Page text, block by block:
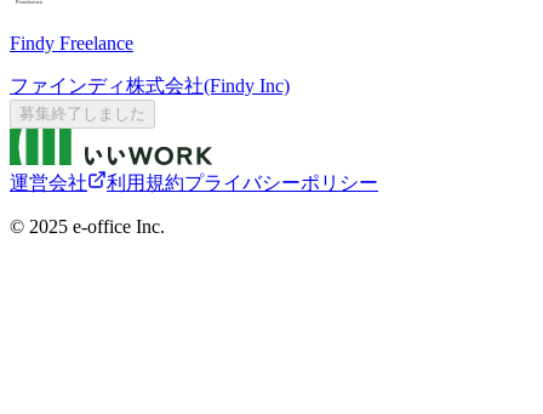
Findy Freelance
ファインディ株式会社(Findy Inc)
募集終了しました
運営会社 利用規約プライバシーポリシー
©︎ 2025 e-office Inc.